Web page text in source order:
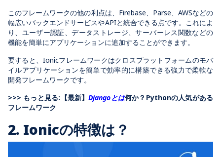
このフレームワークの他の利点は、Firebase、Parse、AWSなどの
幅広いバックエンドサービスやAPIと統合できる点です。これによ
り、ユーザー認証、データストレージ、サーバーレス関数などの
機能を簡単にアプリケーションに追加することができます。
要すると、Ionicフレームワークはクロスプラットフォームのモバ
イルアプリケーションを簡単で効率的に構築できる強力で柔軟な
開発フレームワークです。
>>> もっと見る:【最新】Djangoとは何か？Pythonの人気がある
フレームワーク
2. Ionicの特徴は？